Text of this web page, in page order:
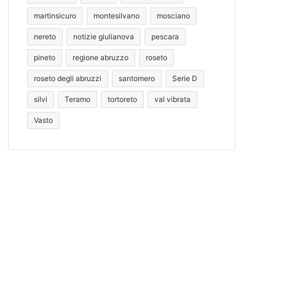
martinsicuro montesilvano mosciano
nereto notizie giulianova pescara
pineto regione abruzzo roseto
roseto degli abruzzi santomero Serie D
silvi Teramo tortoreto val vibrata
Vasto